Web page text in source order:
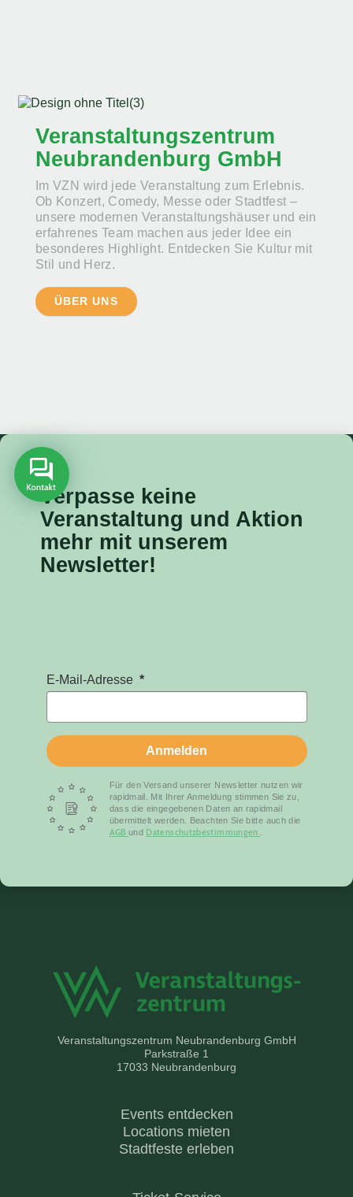
Veranstaltungszentrum
Neubrandenburg GmbH
Im VZN wird jede Veranstaltung zum Erlebnis.
Ob Konzert, Comedy, Messe oder Stadtfest –
unsere modernen Veranstaltungshäuser und ein
erfahrenes Team machen aus jeder Idee ein
besonderes Highlight. Entdecken Sie Kultur mit
Stil und Herz.
ÜBER UNS
Verpasse keine
Veranstaltung und Aktion
mehr mit unserem
Newsletter!
E-Mail-Adresse
Anmelden
Für den Versand unserer Newsletter nutzen wir
rapidmail. Mit Ihrer Anmeldung stimmen Sie zu,
dass die eingegebenen Daten an rapidmail
übermittelt werden. Beachten Sie bitte auch die
AGB und Datenschutzbestimmungen
Veranstaltungszentrum Neubrandenburg GmbH
Parkstraße 1
17033 Neubrandenburg
Events entdecken
Locations mieten
Stadtfeste erleben